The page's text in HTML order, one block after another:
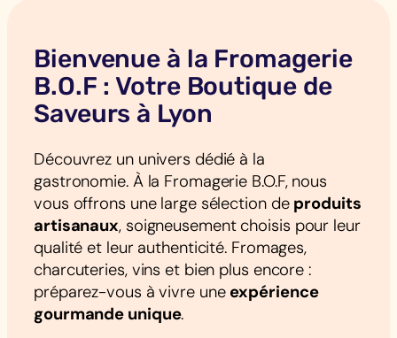
Bienvenue à la Fromagerie
B.O.F : Votre Boutique de
Saveurs à Lyon
Découvrez un univers dédié à la
gastronomie. À la Fromagerie B.O.F, nous
vous offrons une large sélection de produits
artisanaux, soigneusement choisis pour leur
qualité et leur authenticité. Fromages,
charcuteries, vins et bien plus encore :
préparez-vous à vivre une expérience
gourmande unique.